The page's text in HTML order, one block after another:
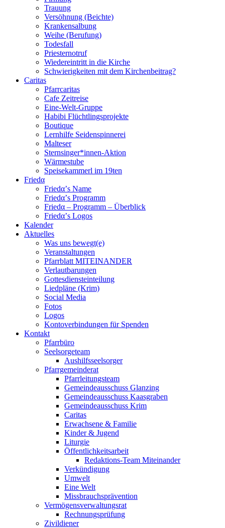
Trauung
Versöhnung (Beichte)
Krankensalbung
Weihe (Berufung)
Todesfall
Priesternotruf
Wiedereintritt in die Kirche
Schwierigkeiten mit dem Kirchenbeitrag?
Caritas
Pfarrcaritas
Cafe Zeitreise
Eine-Welt-Gruppe
Habibi Flüchtlingsprojekte
Boutique
Lernhilfe Seidenspinnerei
Malteser
Sternsinger*innen-Aktion
Wärmestube
Speisekammerl im 19ten
Friedα
Friedα’s Name
Friedα’s Programm
Friedα – Programm – Überblick
Friedα’s Logos
Kalender
Aktuelles
Was uns bewegt(e)
Veranstaltungen
Pfarrblatt MITEINANDER
Verlautbarungen
Gottesdiensteinteilung
Liedpläne (Krim)
Social Media
Fotos
Logos
Kontoverbindungen für Spenden
Kontakt
Pfarrbüro
Seelsorgeteam
Aushilfsseelsorger
Pfarrgemeinderat
Pfarrleitungsteam
Gemeindeausschuss Glanzing
Gemeindeausschuss Kaasgraben
Gemeindeausschuss Krim
Caritas
Erwachsene & Familie
Kinder & Jugend
Liturgie
Öffentlichkeitsarbeit
Redaktions-Team Miteinander
Verkündigung
Umwelt
Eine Welt
Missbrauchsprävention
Vermögensverwaltungsrat
Rechnungsprüfung
Zivildiener